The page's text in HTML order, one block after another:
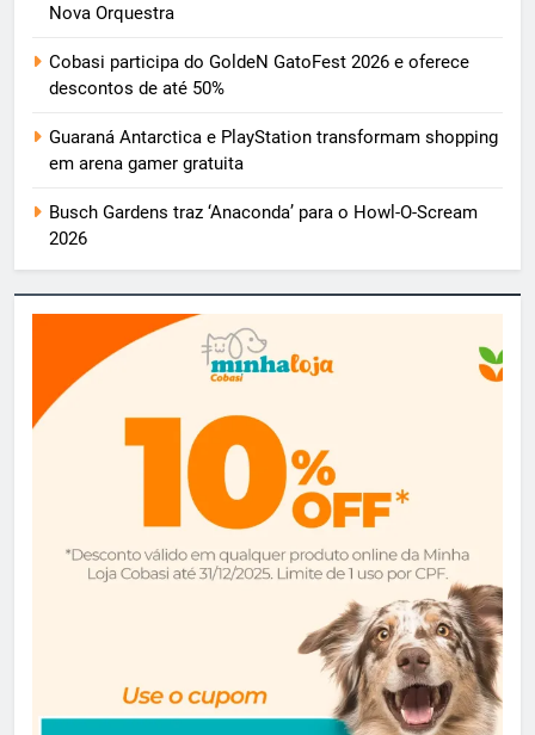
Nova Orquestra
Cobasi participa do GoldeN GatoFest 2026 e oferece
descontos de até 50%
Guaraná Antarctica e PlayStation transformam shopping
em arena gamer gratuita
Busch Gardens traz ‘Anaconda’ para o Howl-O-Scream
2026